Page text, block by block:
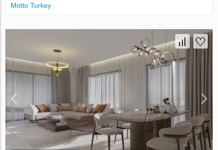
Motto Turkey